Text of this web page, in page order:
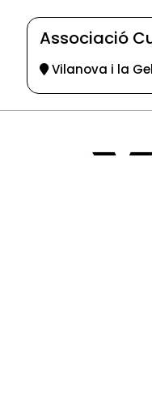
Associació
Vilanova i la